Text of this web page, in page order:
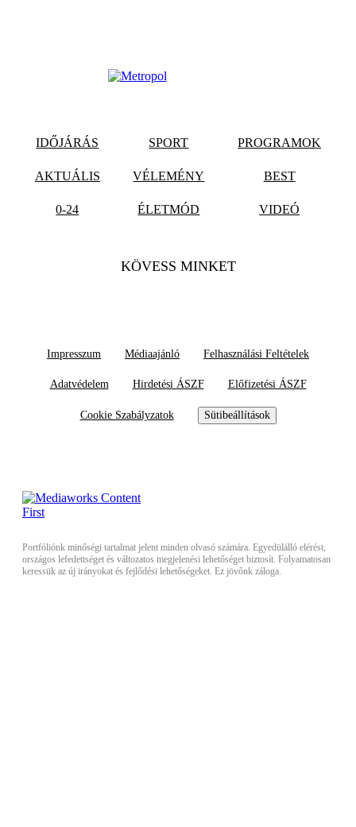
IDŐJÁRÁS SPORT PROGRAMOK
AKTUÁLIS VÉLEMÉNY BEST
0-24 ÉLETMÓD VIDEÓ
KÖVESS MINKET
Impresszum Médiaajánló Felhasználási Feltételek
Adatvédelem Hirdetési ÁSZF Előfizetési ÁSZF
Cookie Szabályzatok Sütibeállítások
Portfóliónk minőségi tartalmat jelent minden olvasó számára. Egyedülálló elérést,
országos lefedettséget és változatos megjelenési lehetőséget biztosít. Folyamatosan
keressük az új irányokat és fejlődési lehetőségeket. Ez jövőnk záloga.